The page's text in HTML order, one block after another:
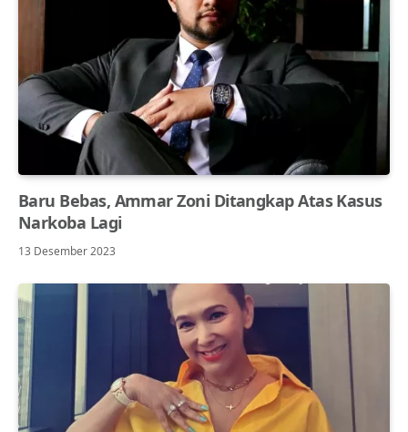
Baru Bebas, Ammar Zoni Ditangkap Atas Kasus
Narkoba Lagi
13 Desember 2023